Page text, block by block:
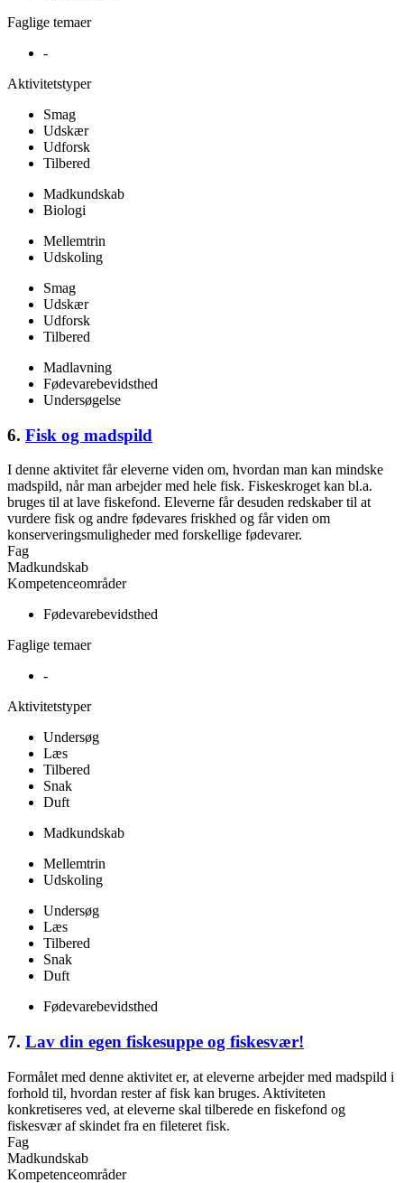
Faglige temaer
-
Aktivitetstyper
Smag
Udskær
Udforsk
Tilbered
Madkundskab
Biologi
Mellemtrin
Udskoling
Smag
Udskær
Udforsk
Tilbered
Madlavning
Fødevarebevidsthed
Undersøgelse
6. Fisk og madspild
I denne aktivitet får eleverne viden om, hvordan man kan mindske
madspild, når man arbejder med hele fisk. Fiskeskroget kan bl.a.
bruges til at lave fiskefond. Eleverne får desuden redskaber til at
vurdere fisk og andre fødevares friskhed og får viden om
konserveringsmuligheder med forskellige fødevarer.
Fag
Madkundskab
Kompetenceområder
Fødevarebevidsthed
Faglige temaer
-
Aktivitetstyper
Undersøg
Læs
Tilbered
Snak
Duft
Madkundskab
Mellemtrin
Udskoling
Undersøg
Læs
Tilbered
Snak
Duft
Fødevarebevidsthed
7. Lav din egen fiskesuppe og fiskesvær!
Formålet med denne aktivitet er, at eleverne arbejder med madspild i
forhold til, hvordan rester af fisk kan bruges. Aktiviteten
konkretiseres ved, at eleverne skal tilberede en fiskefond og
fiskesvær af skindet fra en fileteret fisk.
Fag
Madkundskab
Kompetenceområder